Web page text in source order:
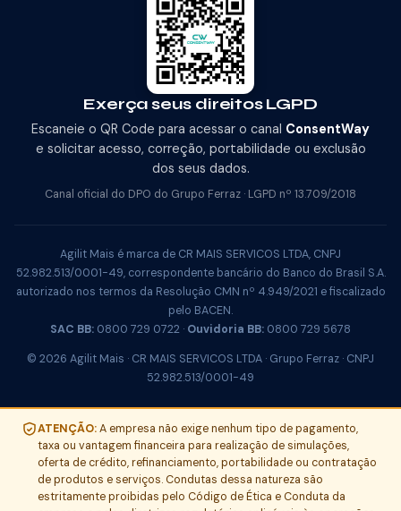
Exerça seus direitos LGPD
Escaneie o QR Code para acessar o canal ConsentWay
e solicitar acesso, correção, portabilidade ou exclusão
dos seus dados.
Canal oficial do DPO do Grupo Ferraz · LGPD nº 13.709/2018
Agilit Mais é marca de CR MAIS SERVICOS LTDA, CNPJ
52.982.513/0001-49, correspondente bancário do Banco do Brasil S.A.
autorizado nos termos da Resolução CMN nº 4.949/2021 e fiscalizado
pelo BACEN.
SAC BB: 0800 729 0722 · Ouvidoria BB: 0800 729 5678
© 2026 Agilit Mais · CR MAIS SERVICOS LTDA · Grupo Ferraz · CNPJ
52.982.513/0001-49
ATENÇÃO:A empresa não exige nenhum tipo de pagamento,
taxa ou vantagem financeira para realização de simulações,
oferta de crédito, refinanciamento, portabilidade ou contratação
de produtos e serviços. Condutas dessa natureza são
estritamente proibidas pelo Código de Ética e Conduta da